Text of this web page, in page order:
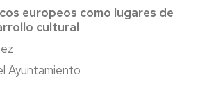
europeos como lugares de
cultural
Ayuntamiento